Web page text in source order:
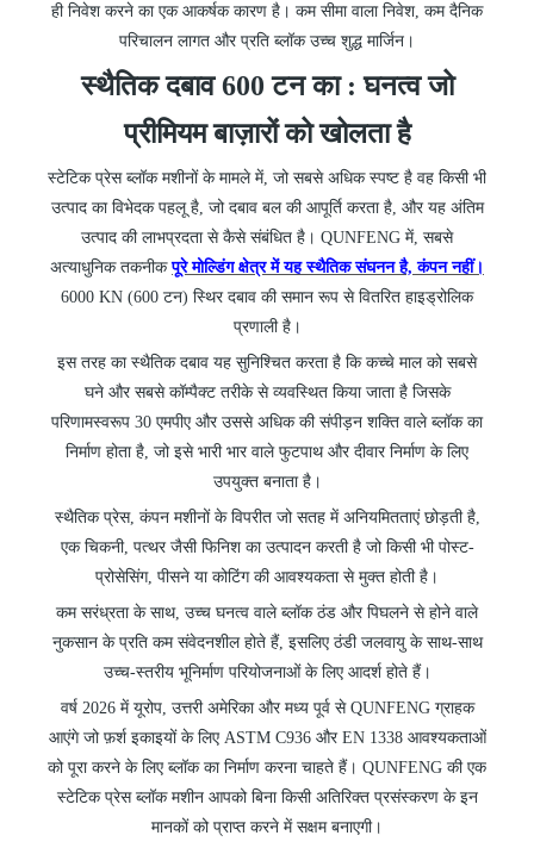
ही निवेश करने का एक आकर्षक कारण है। कम सीमा वाला निवेश, कम दैनिक
परिचालन लागत और प्रति ब्लॉक उच्च शुद्ध मार्जिन।
स्थैतिक दबाव 600 टनका : घनत्व जो
प्रीमियम बाज़ारों को खोलता है
स्टेटिक प्रेस ब्लॉक मशीनों के मामले में, जो सबसे अधिक स्पष्ट है वह किसी भी
उत्पाद का विभेदक पहलू है, जो दबाव बल की आपूर्ति करता है, और यह अंतिम
उत्पाद की लाभप्रदता से कैसे संबंधित है। QUNFENG में, सबसे
अत्याधुनिक तकनीकपूरे मोल्डिंग क्षेत्र में यह स्थैतिक संघनन है, कंपन नहीं।
6000 KN (600 टन) स्थिर दबाव की समान रूप से वितरित हाइड्रोलिक
प्रणाली है।
इस तरह का स्थैतिक दबाव यह सुनिश्चित करता है कि कच्चे माल को सबसे
घने और सबसे कॉम्पैक्ट तरीके से व्यवस्थित किया जाता है जिसके
परिणामस्वरूप 30 एमपीए और उससे अधिक की संपीड़न शक्ति वाले ब्लॉक का
निर्माण होता है, जो इसे भारी भार वाले फुटपाथ और दीवार निर्माण के लिए
उपयुक्त बनाता है।
स्थैतिक प्रेस, कंपन मशीनों के विपरीत जो सतह में अनियमितताएं छोड़ती है,
एक चिकनी, पत्थर जैसी फिनिश का उत्पादन करती है जो किसी भी पोस्ट-
प्रोसेसिंग, पीसने या कोटिंग की आवश्यकता से मुक्त होती है।
कम सरंध्रता के साथ, उच्च घनत्व वाले ब्लॉक ठंड और पिघलने से होने वाले
नुकसान के प्रति कम संवेदनशील होते हैं, इसलिए ठंडी जलवायु के साथ-साथ
उच्च-स्तरीय भूनिर्माण परियोजनाओं के लिए आदर्श होते हैं।
वर्ष 2026 में यूरोप, उत्तरी अमेरिका और मध्य पूर्व से QUNFENG ग्राहक
आएंगे जो फ़र्श इकाइयों के लिए ASTM C936 और EN 1338 आवश्यकताओं
को पूरा करने के लिए ब्लॉक का निर्माण करना चाहते हैं। QUNFENG की एक
स्टेटिक प्रेस ब्लॉक मशीन आपको बिना किसी अतिरिक्त प्रसंस्करण के इन
मानकों को प्राप्त करने में सक्षम बनाएगी।